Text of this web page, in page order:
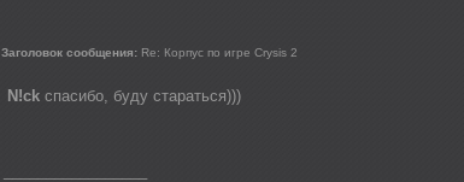
Заголовок сообщения: Re: Корпус по игре Crysis 2
N!ck спасибо, буду стараться)))